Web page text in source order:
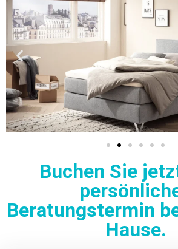
Buchen Sie
Beratungstermin
Hause.